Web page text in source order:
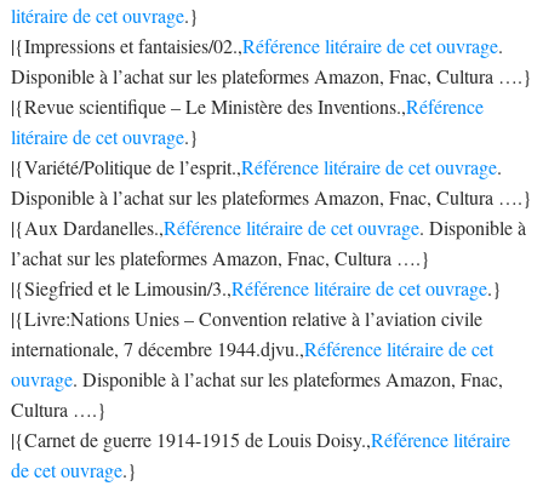
litéraire de cet ouvrage.}
|{Impressions et fantaisies/02.,Référence litéraire de cet ouvrage.
Disponible à l’achat sur les plateformes Amazon, Fnac, Cultura ….}
|{Revue scientifique – Le Ministère des Inventions.,Référence
litéraire de cet ouvrage.}
|{Variété/Politique de l’esprit.,Référence litéraire de cet ouvrage.
Disponible à l’achat sur les plateformes Amazon, Fnac, Cultura ….}
|{Aux Dardanelles.,Référence litéraire de cet ouvrage. Disponible à
l’achat sur les plateformes Amazon, Fnac, Cultura ….}
|{Siegfried et le Limousin/3.,Référence litéraire de cet ouvrage.}
|{Livre:Nations Unies – Convention relative à l’aviation civile
internationale, 7 décembre 1944.djvu.,Référence litéraire de cet
ouvrage. Disponible à l’achat sur les plateformes Amazon, Fnac,
Cultura ….}
|{Carnet de guerre 1914-1915 de Louis Doisy.,Référence litéraire
de cet ouvrage.}